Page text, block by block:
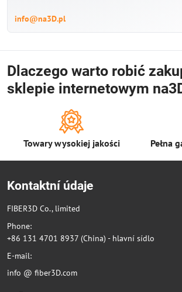
info@na3D.pl
Dlaczego warto robić
sklepie internetowym
Towary wysokiej jakości Pełna
Kontaktní údaje
FIBER3D Co., limited
Phone:
+86 131 4701 8937 (China) - hlavní sídlo
E-mail:
info @ fiber3D.com